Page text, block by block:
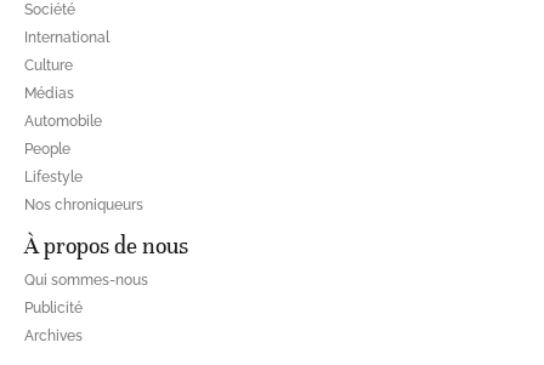
Société
International
Culture
Médias
Automobile
People
Lifestyle
Nos chroniqueurs
À propos de nous
Qui sommes-nous
Publicité
Archives